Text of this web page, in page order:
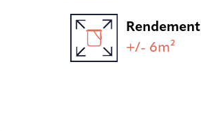
Rendement
+/- 6m²